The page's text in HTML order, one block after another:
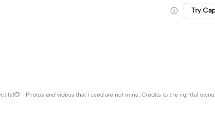
Try
- Photos and videos that i used are not mine. Credits to the rightful